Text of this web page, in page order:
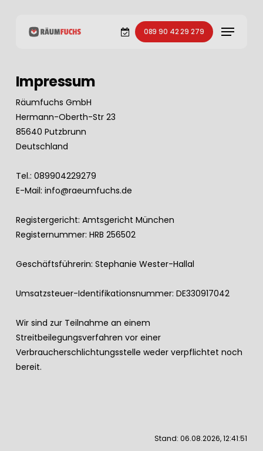
089 90 42 29 279 Menu
Impressum
Räumfuchs GmbH
Hermann-Oberth-Str 23
85640 Putzbrunn
Deutschland
Tel.: 089904229279
E-Mail: info@raeumfuchs.de
Registergericht: Amtsgericht München
Registernummer: HRB 256502
Geschäftsführerin: Stephanie Wester-Hallal
Umsatzsteuer-Identifikationsnummer: DE330917042
Wir sind zur Teilnahme an einem
Streitbeilegungsverfahren vor einer
Verbraucherschlichtungsstelle weder verpflichtet noch
bereit.
Stand: 06.08.2026, 12:41:51